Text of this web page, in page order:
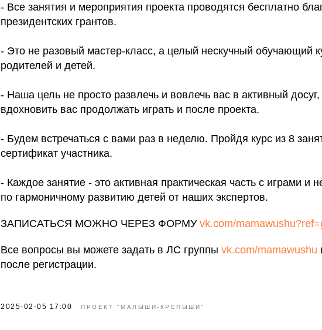
- Все занятия и мероприятия проекта проводятся бесплатно
президентских грантов.
- Это не разовый мастер-класс, а целый нескучный обучающий
родителей и детей.
- Наша цель не просто развлечь и вовлечь вас в активный досуг,
вдохновить вас продолжать играть и после проекта.
- Будем встречаться с вами раз в неделю. Пройдя курс из 8
сертификат участника.
- Каждое занятие - это активная практическая часть с играми и
по гармоничному развитию детей от наших экспертов.
ЗАПИСАТЬСЯ МОЖНО ЧЕРЕЗ ФОРМУ vk.com/
Все вопросы вы можете задать в ЛС группы vk.com/mamawushu
после регистрации.
2025-02-05 17:00 ПРОЕКТ "МАЛЫШИ-КРЕПЫШИ"